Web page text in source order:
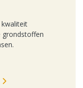
grondstoffen